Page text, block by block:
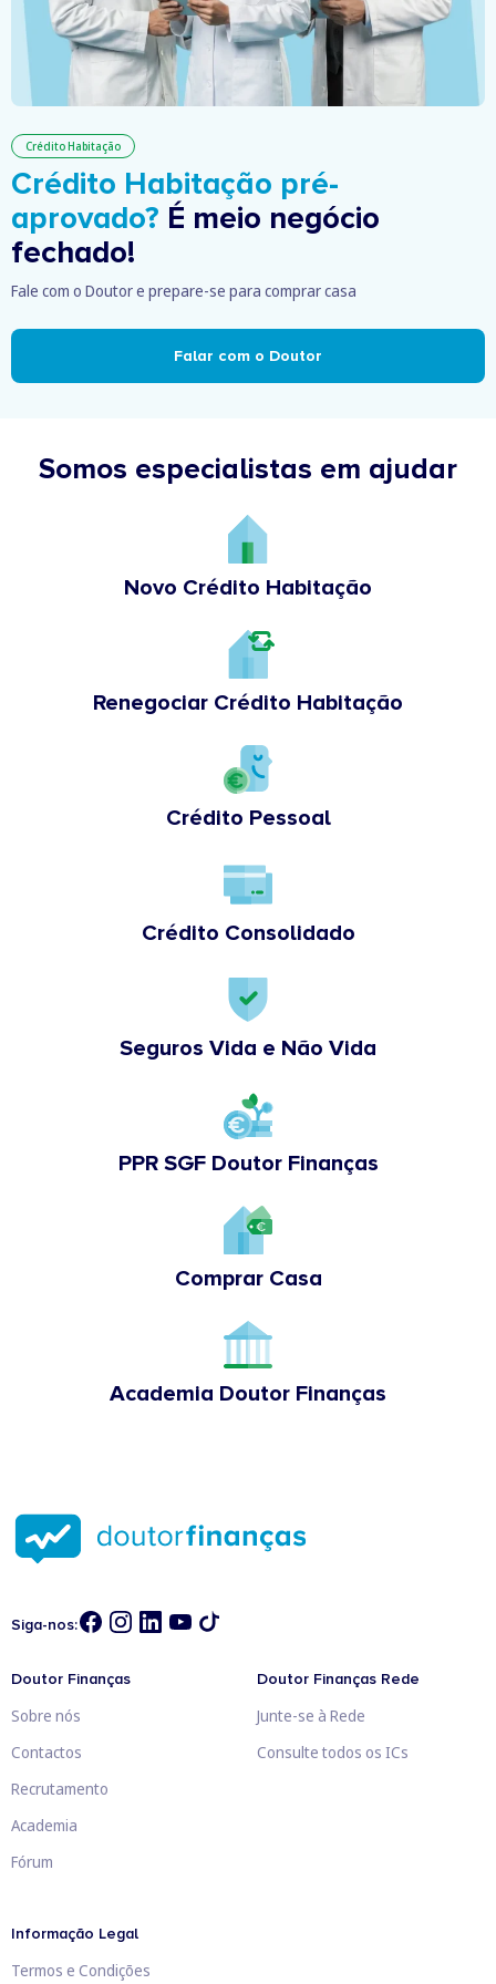
Crédito Habitação
Crédito Habitação pré-
aprovado? É meio negócio
fechado!
Fale com o Doutor e prepare-se para comprar casa
Falar com o Doutor
Somos especialistas em ajudar
Novo Crédito Habitação
Renegociar Crédito Habitação
Crédito Pessoal
Crédito Consolidado
Seguros Vida e Não Vida
PPR SGF Doutor Finanças
Comprar Casa
Academia Doutor Finanças
Siga-nos:
Doutor Finanças
Sobre nós
Contactos
Recrutamento
Academia
Fórum
Doutor Finanças Rede
Junte-se à Rede
Consulte todos os ICs
Informação Legal
Termos e Condições